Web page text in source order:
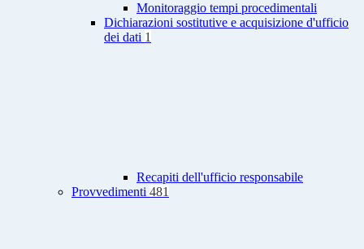
Monitoraggio tempi procedimentali
Dichiarazioni sostitutive e acquisizione d'ufficio
dei dati 1
Recapiti dell'ufficio responsabile
Provvedimenti 481